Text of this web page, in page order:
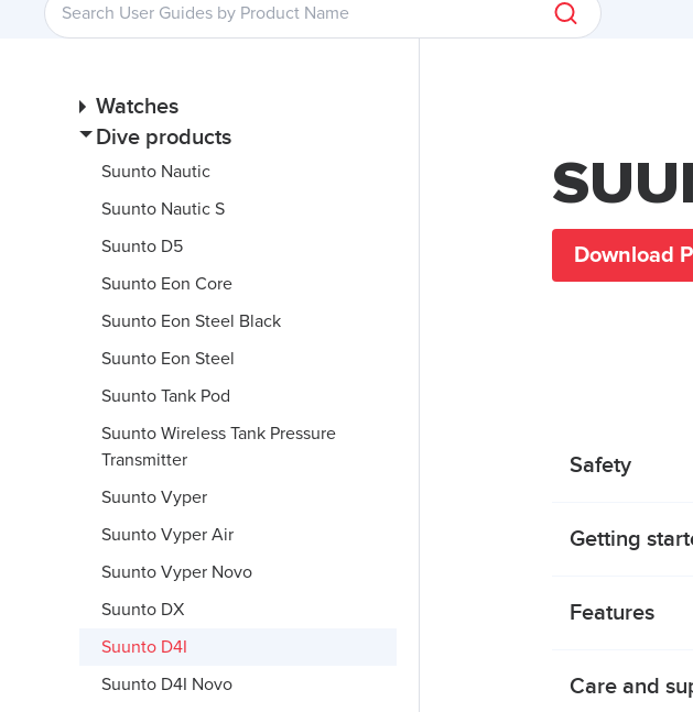
Watches
Dive products
Suunto Nautic
Suunto Nautic S
Suunto D5
Suunto Eon Core
Suunto Eon Steel Black
Suunto Eon Steel
Suunto Tank Pod
Suunto Wireless Tank Pressure
Transmitter
Suunto Vyper
Suunto Vyper Air
Suunto Vyper Novo
Suunto DX
Suunto D4I
Suunto D4I Novo
Download
Safety
Getting
Features
Care and